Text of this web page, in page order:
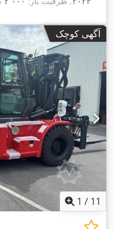
سوخت:برقی, نوع
آگهی کوچک
1 / 11